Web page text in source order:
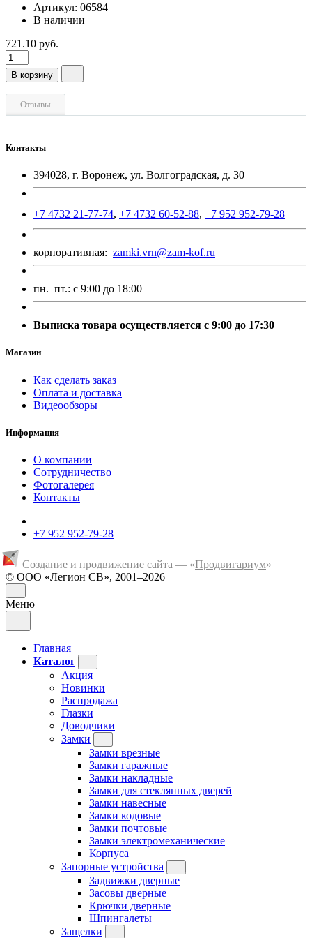
Артикул: 06584
В наличии
721.10 руб.
В корзину
Отзывы
Контакты
394028, г. Воронеж, ул. Волгоградская, д. 30
+7 4732 21-77-74, +7 4732 60-52-88, +7 952 952-79-28
корпоративная: zamki.vrn@zam-kof.ru
пн.–пт.: с 9:00 до 18:00
Выписка товара осуществляется с 9:00 до 17:30
Магазин
Как сделать заказ
Оплата и доставка
Видеообзоры
Информация
О компании
Сотрудничество
Фотогалерея
Контакты
+7 952 952-79-28
Создание и продвижение сайта — «Продвигариум»
© ООО «Легион СВ», 2001–2026
Меню
Главная
Каталог
Акция
Новинки
Распродажа
Глазки
Доводчики
Замки
Замки врезные
Замки гаражные
Замки накладные
Замки для стеклянных дверей
Замки навесные
Замки кодовые
Замки почтовые
Замки электромеханические
Корпуса
Запорные устройства
Задвижки дверные
Засовы дверные
Крючки дверные
Шпингалеты
Защелки